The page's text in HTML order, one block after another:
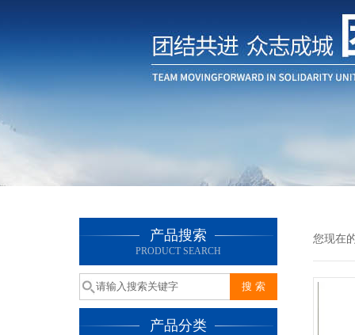
产品搜索
PRODUCT SEARCH
产品分类
您现在